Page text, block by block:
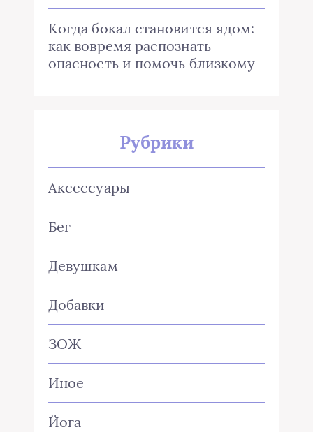
Когда бокал становится ядом:
как вовремя распознать
опасность и помочь близкому
Рубрики
Аксессуары
Бег
Девушкам
Добавки
ЗОЖ
Иное
Йога